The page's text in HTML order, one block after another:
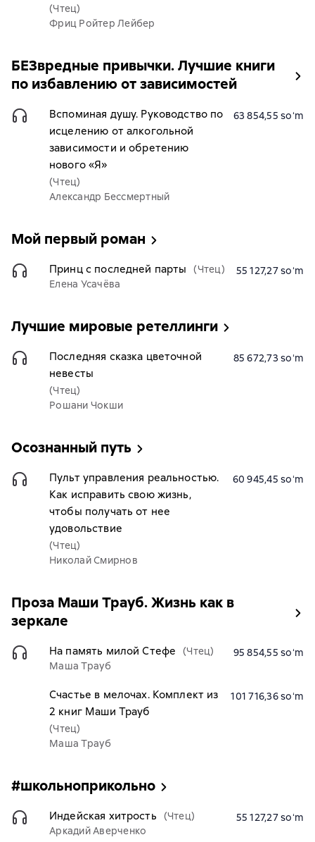
(Чтец)
Фриц Ройтер Лейбер
БЕЗвредные привычки. Лучшие книги
по избавлению от зависимостей
Вспоминая душу. Руководство по
исцелению от алкогольной
зависимости и обретению
нового «Я»
(Чтец)
Александр Бессмертный
63 854,55 soʻm
Мой первый роман
Принц с последней парты
(Чтец)
Елена Усачёва
55 127,27 soʻm
Лучшие мировые ретеллинги
Последняя сказка цветочной
невесты
(Чтец)
Рошани Чокши
85 672,73 soʻm
Осознанный путь
Пульт управления реальностью.
Как исправить свою жизнь,
чтобы получать от нее
удовольствие
(Чтец)
Николай Смирнов
60 945,45 soʻm
Проза Маши Трауб. Жизнь как в
зеркале
На память милой Стефе
(Чтец)
Маша Трауб
95 854,55 soʻm
Счастье в мелочах. Комплект из
2 книг Маши Трауб
(Чтец)
Маша Трауб
101 716,36 soʻm
#школьноприкольно
Индейская хитрость
(Чтец)
Аркадий Аверченко
55 127,27 soʻm